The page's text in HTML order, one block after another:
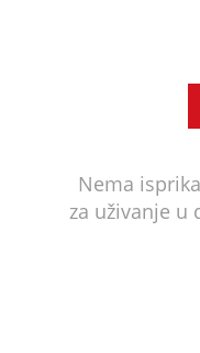
Nema
za uživanje u